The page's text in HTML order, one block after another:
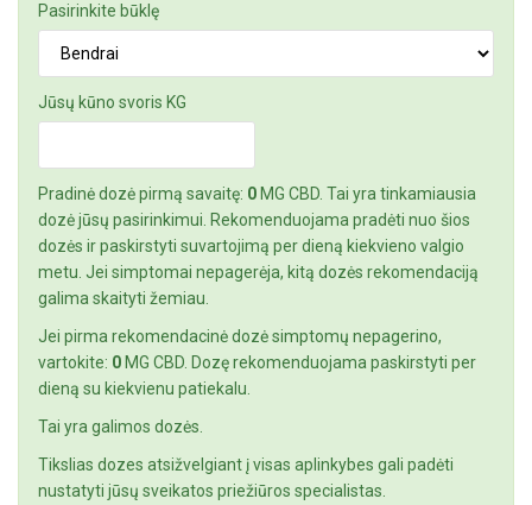
Pasirinkite būklę
Jūsų kūno svoris KG
Pradinė dozė pirmą savaitę: 0 MG CBD. Tai yra tinkamiausia
dozė jūsų pasirinkimui. Rekomenduojama pradėti nuo šios
dozės ir paskirstyti suvartojimą per dieną kiekvieno valgio
metu. Jei simptomai nepagerėja, kitą dozės rekomendaciją
galima skaityti žemiau.
Jei pirma rekomendacinė dozė simptomų nepagerino,
vartokite: 0 MG CBD. Dozę rekomenduojama paskirstyti per
dieną su kiekvienu patiekalu.
Tai yra galimos dozės.
Tikslias dozes atsižvelgiant į visas aplinkybes gali padėti
nustatyti jūsų sveikatos priežiūros specialistas.